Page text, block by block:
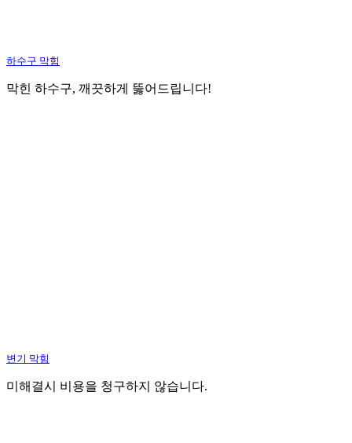
하수구 막힘
막힌 하수구, 깨끗하게 뚫어드립니다!
변기 막힘
미해결시 비용을 청구하지 않습니다.